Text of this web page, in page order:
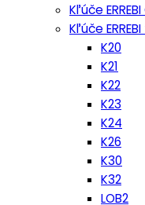
Kľúče
Kľúče
K20
K21
K22
K23
K24
K26
K30
K32
LOB2